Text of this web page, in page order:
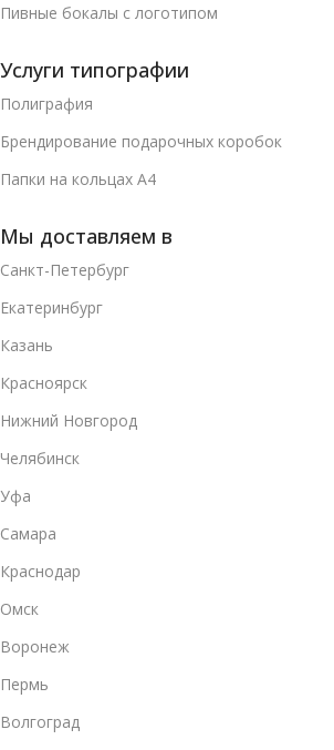
Пивные бокалы с логотипом
Услуги типографии
Полиграфия
Брендирование подарочных коробок
Папки на кольцах А4
Мы доставляем в
Санкт-Петербург
Екатеринбург
Казань
Красноярск
Нижний Новгород
Челябинск
Уфа
Самара
Краснодар
Омск
Воронеж
Пермь
Волгоград